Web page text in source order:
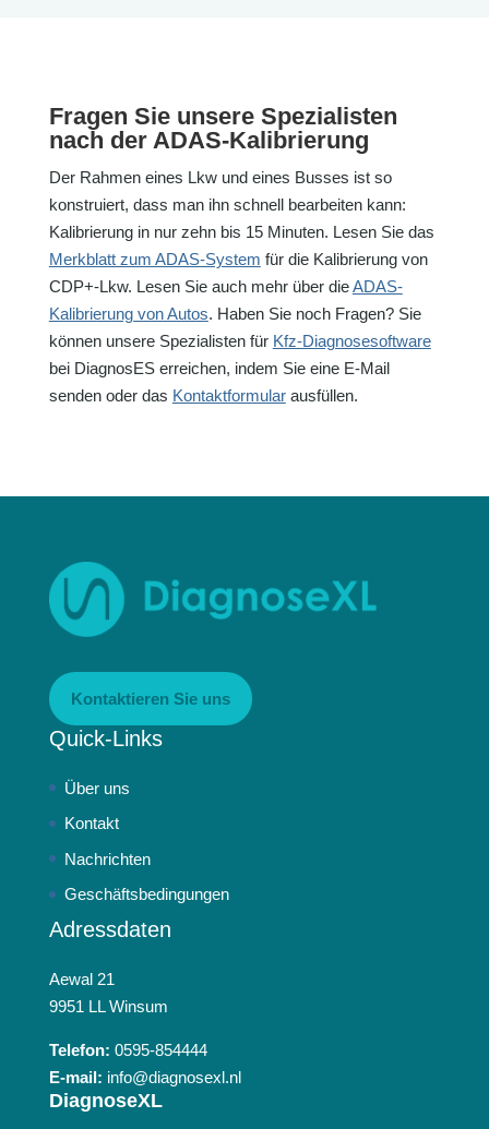
Fragen Sie unsere Spezialisten
nach der ADAS-Kalibrierung
Der Rahmen eines Lkw und eines Busses ist so
konstruiert, dass man ihn schnell bearbeiten kann:
Kalibrierung in nur zehn bis 15 Minuten. Lesen Sie das
Merkblatt zum ADAS-System für die Kalibrierung von
CDP+-Lkw. Lesen Sie auch mehr über dieADAS-
Kalibrierung von Autos. Haben Sie noch Fragen? Sie
können unsere Spezialisten für Kfz-Diagnosesoftware
bei DiagnosES erreichen, indem Sie eine E-Mail
senden oder das Kontaktformularausfüllen.
Kontaktieren Sie uns
Quick-Links
Über uns
Kontakt
Nachrichten
Geschäftsbedingungen
Adressdaten
Aewal 21
9951 LL Winsum
Telefon: 0595-854444
E-mail: info@diagnosexl.nl
DiagnoseXL